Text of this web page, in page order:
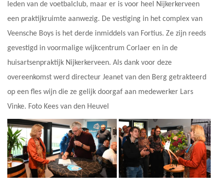
leden van de voetbalclub, maar er is voor heel Nijkerkerveen
een praktijkruimte aanwezig. De vestiging in het complex van
Veensche Boys is het derde inmiddels van Fortius. Ze zijn reeds
gevestigd in voormalige wijkcentrum Corlaer en in de
huisartsenpraktijk Nijkerkerveen. Als dank voor deze
overeenkomst werd directeur Jeanet van den Berg getrakteerd
op een fles wijn die ze gelijk doorgaf aan medewerker Lars
Vinke. Foto Kees van den Heuvel